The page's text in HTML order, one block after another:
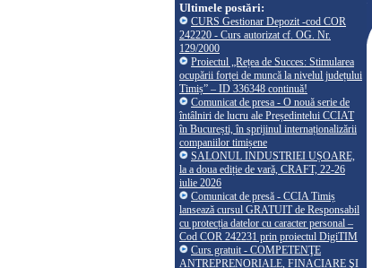
Ultimele postări:
CURS Gestionar Depozit -cod COR
242220 - Curs autorizat cf. OG. Nr.
129/2000
Proiectul „Rețea de Succes: Stimularea
ocupării forței de muncă la nivelul județului
Timiș” – ID 336348 continuă!
Comunicat de presa - O nouă serie de
întâlniri de lucru ale Președintelui CCIAT
în București, în sprijinul internaționalizării
companiilor timișene
SALONUL INDUSTRIEI UȘOARE,
la a doua ediție de vară, CRAFT, 22-26
iulie 2026
Comunicat de presă - CCIA Timiș
lansează cursul GRATUIT de Responsabil
cu protecția datelor cu caracter personal –
Cod COR 242231 prin proiectul DigiTIM
Curs gratuit - COMPETENŢE
ANTREPRENORIALE, FINACIARE ŞI